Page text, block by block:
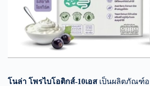
โนล่า โพรไบโอติกส์-10เอส เป็นผลิตภัณฑ์อ